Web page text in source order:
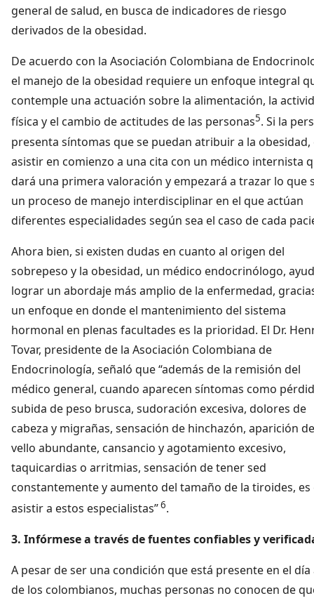
general de salud, en busca de indicadores de riesgo
derivados de la obesidad.
De acuerdo con la Asociación Colombiana de
el manejo de la obesidad requiere un enfoque integral
contemple una actuación sobre la alimentación, la
física y el cambio de actitudes de las personas5. Si la
presenta síntomas que se puedan atribuir a la obesidad,
asistir en comienzo a una cita con un médico internista
dará una primera valoración y empezará a trazar lo que
un proceso de manejo interdisciplinar en el que actúan
diferentes especialidades según sea el caso de cada
Ahora bien, si existen dudas en cuanto al origen del
sobrepeso y la obesidad, un médico endocrinólogo,
lograr un abordaje más amplio de la enfermedad,
un enfoque en donde el mantenimiento del sistema
hormonal en plenas facultades es la prioridad. El Dr.
Tovar, presidente de la Asociación Colombiana de
Endocrinología, señaló que “además de la remisión del
médico general, cuando aparecen síntomas como
subida de peso brusca, sudoración excesiva, dolores de
cabeza y migrañas, sensación de hinchazón, aparición de
vello abundante, cansancio y agotamiento excesivo,
taquicardias o arritmias, sensación de tener sed
constantemente y aumento del tamaño de la tiroides, es
asistir a estos especialistas”6.
3. Infórmese a través de fuentes confiables y
A pesar de ser una condición que está presente en el día
de los colombianos, muchas personas no conocen de